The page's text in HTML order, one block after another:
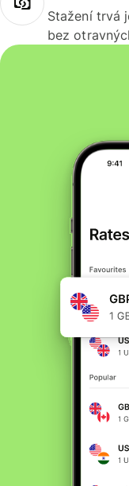
Stažení trvá
bez